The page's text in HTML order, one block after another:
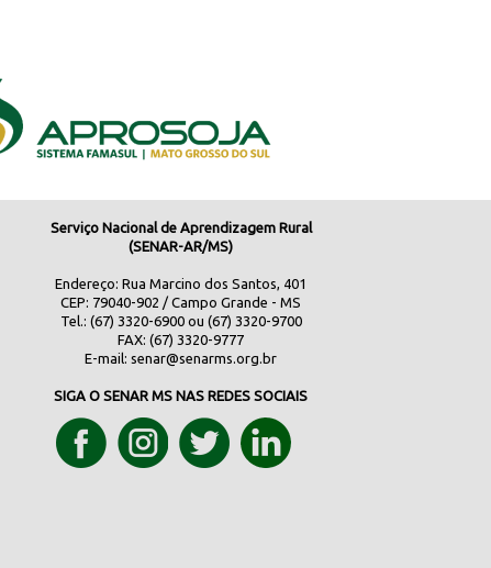
Serviço Nacional de Aprendizagem Rural
(SENAR-AR/MS)
Endereço: Rua Marcino dos Santos, 401
CEP: 79040-902 / Campo Grande - MS
Tel.: (67) 3320-6900 ou (67) 3320-9700
FAX: (67) 3320-9777
E-mail:senar@senarms.org.br
SIGA O SENAR MS NAS REDES SOCIAIS